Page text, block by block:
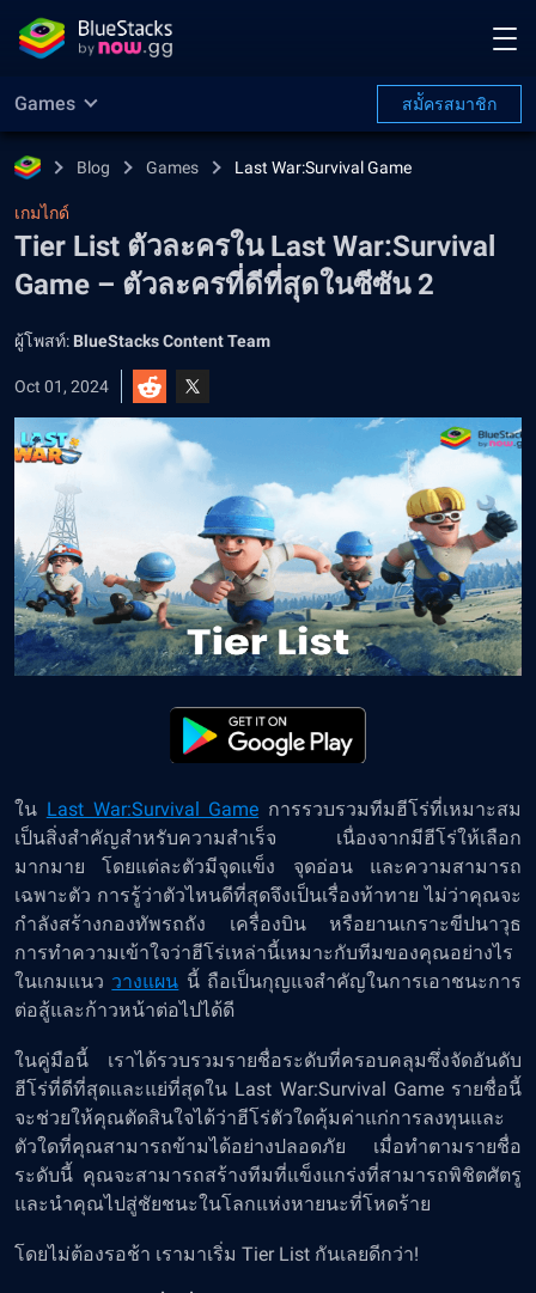
Games สมััครสมาชิก
Blog Games Last War:Survival Game
เกมไกด์
Tier List ตัวละครใน Last War:Survival
Game – ตัวละครที่ดีที่สุดในซีซัน 2
ผู้โพสท์: BlueStacks Content Team
Oct 01, 2024
ใน Last War:Survival Game การรวบรวมทีมฮีโร่ที่เหมาะสม
เป็นสิ่งสำคัญสำหรับความสำเร็จ เนื่องจากมีฮีโร่ให้เลือก
มากมาย โดยแต่ละตัวมีจุดแข็ง จุดอ่อน และความสามารถ
เฉพาะตัว การรู้ว่าตัวไหนดีที่สุดจึงเป็นเรื่องท้าทาย ไม่ว่าคุณจะ
กำลังสร้างกองทัพรถถัง เครื่องบิน หรือยานเกราะขีปนาวุธ
การทำความเข้าใจว่าฮีโร่เหล่านี้เหมาะกับทีมของคุณอย่างไร
ในเกมแนว วางแผน นี้ ถือเป็นกุญแจสำคัญในการเอาชนะการ
ต่อสู้และก้าวหน้าต่อไปได้ดี
ในคู่มือนี้ เราได้รวบรวมรายชื่อระดับที่ครอบคลุมซึ่งจัดอันดับ
ฮีโร่ที่ดีที่สุดและแย่ที่สุดใน Last War:Survival Game รายชื่อนี้
จะช่วยให้คุณตัดสินใจได้ว่าฮีโร่ตัวใดคุ้มค่าแก่การลงทุนและ
ตัวใดที่คุณสามารถข้ามได้อย่างปลอดภัย เมื่อทำตามรายชื่อ
ระดับนี้ คุณจะสามารถสร้างทีมที่แข็งแกร่งที่สามารถพิชิตศัตรู
และนำคุณไปสู่ชัยชนะในโลกแห่งหายนะที่โหดร้าย
โดยไม่ต้องรอช้า เรามาเริ่ม Tier List กันเลยดีกว่า!